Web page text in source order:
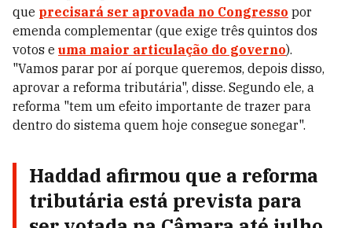
que precisará ser aprovada no Congresso por
emenda complementar (que exige três quintos dos
votos e uma maior articulação do governo).
"Vamos parar por aí porque queremos, depois disso,
aprovar a reforma tributária", disse. Segundo ele, a
reforma "tem um efeito importante de trazer para
dentro do sistema quem hoje consegue sonegar".
Haddad afirmou que a reforma
tributária está prevista para